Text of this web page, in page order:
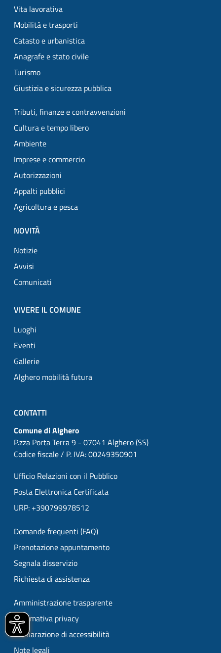
Vita lavorativa
Mobilità e trasporti
Catasto e urbanistica
Anagrafe e stato civile
Turismo
Giustizia e sicurezza pubblica
Tributi, finanze e contravvenzioni
Cultura e tempo libero
Ambiente
Imprese e commercio
Autorizzazioni
Appalti pubblici
Agricoltura e pesca
NOVITÀ
Notizie
Avvisi
Comunicati
VIVERE IL COMUNE
Luoghi
Eventi
Gallerie
Alghero mobilità futura
CONTATTI
Comune di Alghero
P.zza Porta Terra 9 - 07041 Alghero (SS)
Codice fiscale / P. IVA: 00249350901
Ufficio Relazioni con il Pubblico
Posta Elettronica Certificata
URP: +390799978512
Domande frequenti (FAQ)
Prenotazione appuntamento
Segnala disservizio
Richiesta di assistenza
Amministrazione trasparente
Informativa privacy
Dichiarazione di accessibilità
Note legali